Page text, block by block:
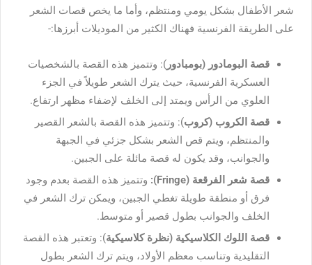
شعر الأطفال بشكل يومي ومنتظم، وأما ما يخص قصات الشعر
على الطريقة الفرنسية فهناك الكثير من الموديلات أبرزها:-
قصة البومادور (بومبادور ): وتتميز هذه القصة بالشخصيات
العسكرية الفرنسية، حيث يترك الشعر طويلاً في الجزء
العلوي من الرأس ويمتد إلى الخلف لإضفاء مظهر ارتفاع.
قصة الكروب (كروب): وتتميز هذه القصة بالشعر القصير
والمنتظم، ويتم قص الشعر بشكل جزئي في الجبهة
والجوانب، وقد يكون له قصة مائلة على الجبين.
قصة شعر الفرقعة (Fringe):
وتتميز هذه القصة بعدم وجود
فرق أو منطقة طويلة تغطي الجبين، ويمكن ترك الشعر في
الخلف والجوانب بطول قصير أو متوسط.
قصة اللوك الكلاسيكية (نظرة كلاسيكية): وتعتبر هذه القصة
التقليدية وتناسب معظم الأولاد، ويتم ترك الشعر بطول